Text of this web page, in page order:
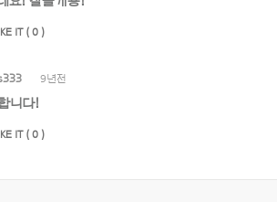
IT ( 0 )
9년전
니다!
IT ( 0 )